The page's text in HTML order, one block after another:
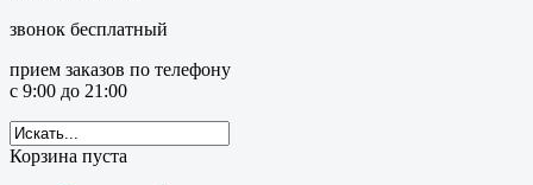
звонок бесплатный
прием заказов по телефону
с 9:00 до 21:00
Корзина пуста